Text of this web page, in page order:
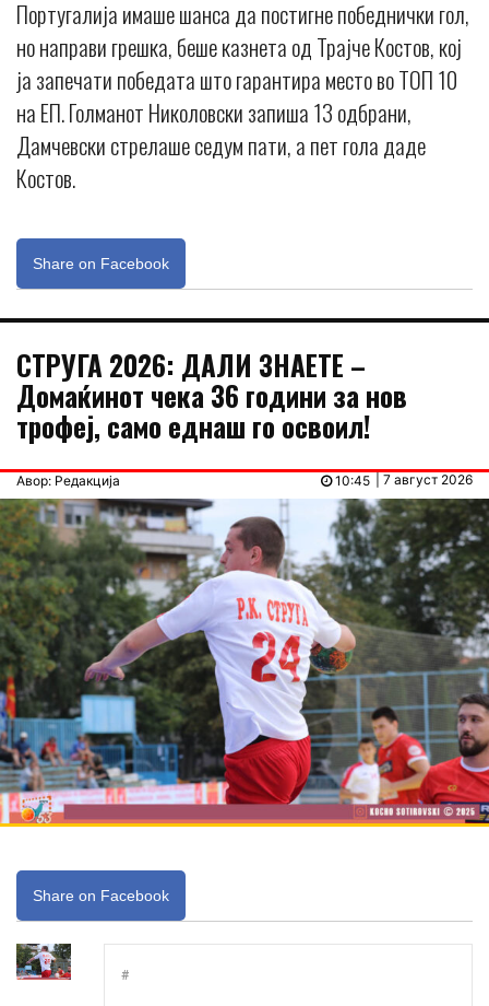
Португалија имаше шанса да постигне победнички гол,
но направи грешка, беше казнета од Трајче Костов, кој
ја запечати победата што гарантира место во ТОП 10
на ЕП. Голманот Николовски запиша 13 одбрани,
Дамчевски стрелаше седум пати, а пет гола даде
Костов.
Share on Facebook
СТРУГА 2026: ДАЛИ ЗНАЕТЕ –
Домаќинот чека 36 години за нов
трофеј, само еднаш го освоил!
Авор: Редакција | 7 август 2026
10:45
Share on Facebook
#